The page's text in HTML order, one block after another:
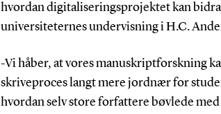
hvordan digitaliseringsprojektet kan
universiteternes undervisning i H.C.
-Vi håber, at vores manuskriptforskning
skriveproces langt mere jordnær for
hvordan selv store forfattere bøvlede